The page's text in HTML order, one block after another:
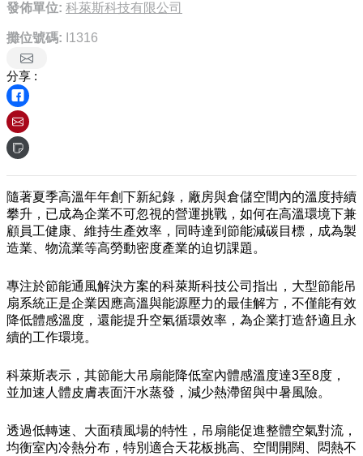
發佈單位: 科萊斯科技有限公司
攤位號碼: I1316
分享 :
隨著夏季高溫年年創下新紀錄，廠房與倉儲空間內的溫度持續
攀升，已成為企業不可忽視的營運挑戰，如何在高溫環境下兼
顧員工健康、維持生產效率，同時達到節能減碳目標，成為製
造業、物流業等高勞動密度產業的迫切課題。
專注於節能通風解決方案的科萊斯科技公司指出，大型節能吊
扇系統正是企業因應高溫與能源壓力的最佳解方，不僅能有效
降低體感溫度，還能提升空氣循環效率，為企業打造舒適且永
續的工作環境。
科萊斯表示，其節能大吊扇能降低室內體感溫度達3至8度，
並加速人體皮膚表面汗水蒸發，減少熱滯留與中暑風險。
透過低轉速、大面積風場的特性，吊扇能促進整體空氣對流，
均衡室內冷熱分布，特別適合天花板挑高、空間開闊、悶熱不